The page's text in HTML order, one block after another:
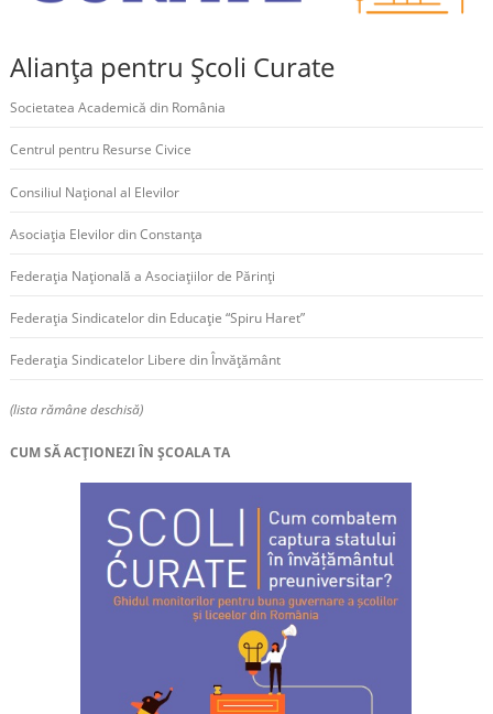
Alianța pentru Școli Curate
Societatea Academică din România
Centrul pentru Resurse Civice
Consiliul Național al Elevilor
Asociația Elevilor din Constanța
Federația Națională a Asociațiilor de Părinți
Federația Sindicatelor din Educație “Spiru Haret”
Federația Sindicatelor Libere din Învățământ
(lista rămâne deschisă)
CUM SĂ ACȚIONEZI ÎN ȘCOALA TA